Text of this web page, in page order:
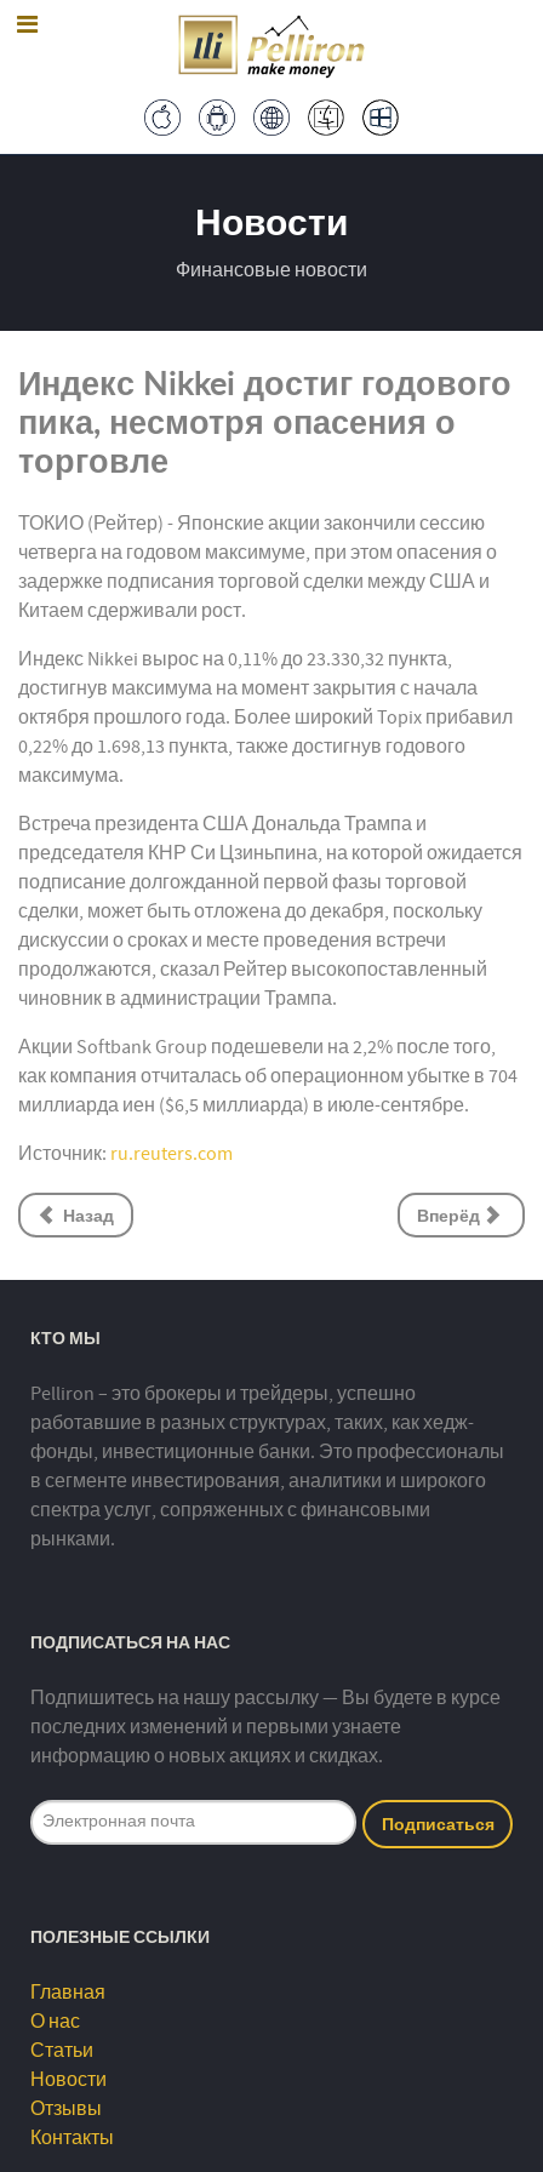
Новости
Финансовые новости
Индекс Nikkei достиг годового
пика, несмотря опасения о
торговле
ТОКИО (Рейтер) - Японские акции закончили сессию
четверга на годовом максимуме, при этом опасения о
задержке подписания торговой сделки между США и
Китаем сдерживали рост.
Индекс Nikkei вырос на 0,11% до 23.330,32 пункта,
достигнув максимума на момент закрытия с начала
октября прошлого года. Более широкий Topix прибавил
0,22% до 1.698,13 пункта, также достигнув годового
максимума.
Встреча президента США Дональда Трампа и
председателя КНР Си Цзиньпина, на которой ожидается
подписание долгожданной первой фазы торговой
сделки, может быть отложена до декабря, поскольку
дискуссии о сроках и месте проведения встречи
продолжаются, сказал Рейтер высокопоставленный
чиновник в администрации Трампа.
Акции Softbank Group подешевели на 2,2% после того,
как компания отчиталась об операционном убытке в 704
миллиарда иен ($6,5 миллиарда) в июле-сентябре.
Источник: ru.reuters.com
Назад Вперёд
КТО МЫ
Pelliron – это брокеры и трейдеры, успешно
работавшие в разных структурах, таких, как хедж-
фонды, инвестиционные банки. Это профессионалы
в сегменте инвестирования, аналитики и широкого
спектра услуг, сопряженных с финансовыми
рынками.
ПОДПИСАТЬСЯ НА НАС
Подпишитесь на нашу рассылку — Вы будете в курсе
последних изменений и первыми узнаете
информацию о новых акциях и скидках.
ПОЛЕЗНЫЕ ССЫЛКИ
Главная
О нас
Статьи
Новости
Отзывы
Контакты